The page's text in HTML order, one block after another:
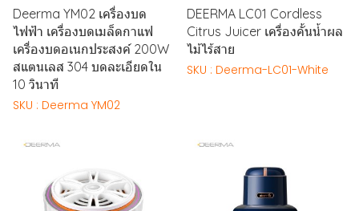
Deerma YM02 เครื่องบด
ไฟฟ้า เครื่องบดเมล็ดกาแฟ
เครื่องบดอเนกประสงค์ 200W
สแตนเลส 304 บดละเอียดใน
10 วินาที
SKU : Deerma YM02
DEERMA LC01 Cordless
Citrus Juicer เครื่องคั้นน้ำผล
ไม้ไร้สาย
SKU : Deerma-LC01-White